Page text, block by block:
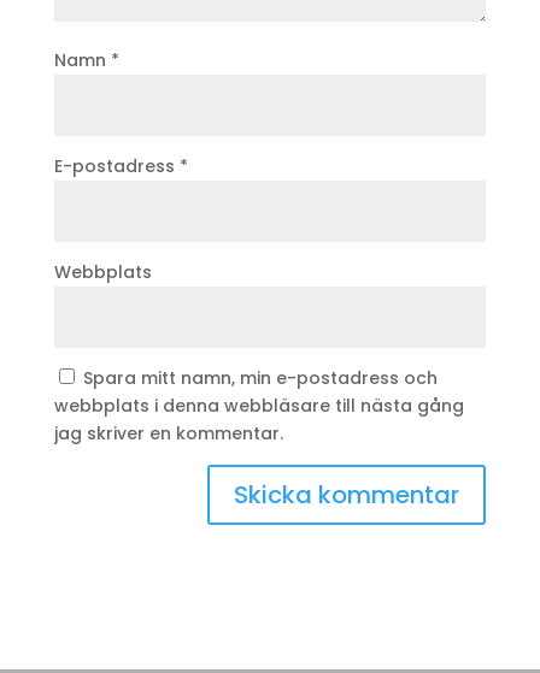
Namn *
E-postadress *
Webbplats
Spara mitt namn, min e-postadress och
webbplats i denna webbläsare till nästa gång
jag skriver en kommentar.